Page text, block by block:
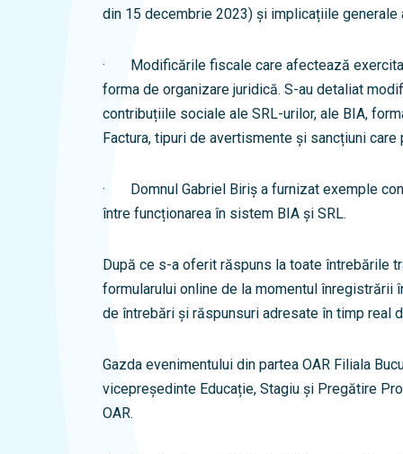
din 15 decembrie 2023) și implicațiile generale
· Modificările fiscale care afectează
forma de organizare juridică. S-au detaliat
contribuțiile sociale ale SRL-urilor, ale BIA,
Factura, tipuri de avertismente și sancțiuni
· Domnul Gabriel Biriș a furnizat exemple
între funcționarea în sistem BIA și SRL.
După ce s-a oferit răspuns la toate întrebările
formularului online de la momentul înregistrării
de întrebări și răspunsuri adresate în timp real
Gazda evenimentului din partea OAR Filiala
vicepreședinte Educație, Stagiu și Pregătire
OAR.